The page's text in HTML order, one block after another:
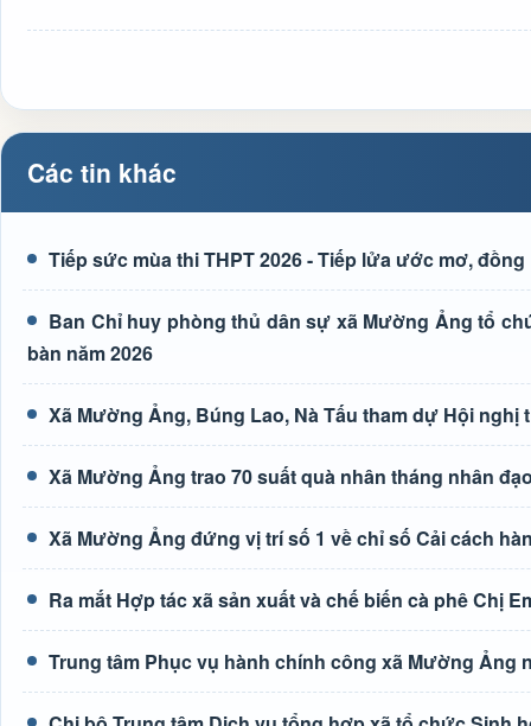
Các tin khác
Tiếp sức mùa thi THPT 2026 - Tiếp lửa ước mơ,
Ban Chỉ huy phòng thủ dân sự xã Mường Ảng tổ
bàn năm 2026
Xã Mường Ảng, Búng Lao, Nà Tấu tham dự Hội
Xã Mường Ảng trao 70 suất quà nhân tháng nhân
Xã Mường Ảng đứng vị trí số 1 về chỉ số Cải cách
Ra mắt Hợp tác xã sản xuất và chế biến cà phê Chị
Trung tâm Phục vụ hành chính công xã Mường Ảng